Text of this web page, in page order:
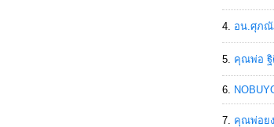
อน.ศุภณั
คุณพ่อ ฐิ
คุณพ่อย